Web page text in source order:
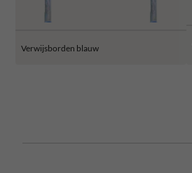
Verwijsborden blauw